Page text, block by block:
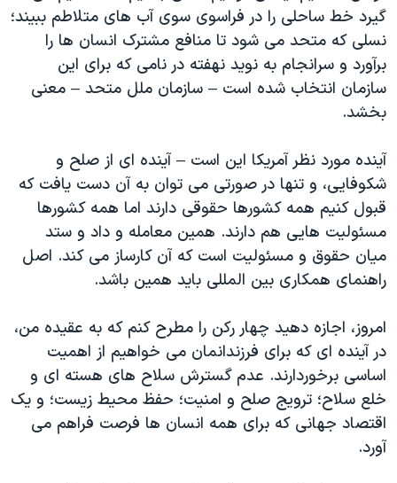
گیرد خط ساحلی را در فراسوی سوی آب های متلاطم ببیند؛
نسلی که متحد می شود تا منافع مشترک انسان ها را
برآورد و سرانجام به نوید نهفته در نامی که برای این
سازمان انتخاب شده است – سازمان ملل متحد – معنی
بخشد.
آینده مورد نظر آمریکا این است – آینده ای از صلح و
شکوفایی، و تنها در صورتی می توان به آن دست یافت که
قبول کنیم همه کشورها حقوقی دارند اما همه کشورها
مسئولیت هایی هم دارند. همین معامله و داد و ستد
میان حقوق و مسئولیت است که آن کارساز می کند. اصل
راهنمای همکاری بین المللی باید همین باشد.
امروز، اجازه دهید چهار رکن را مطرح کنم که به عقیده من،
در آینده ای که برای فرزندانمان می خواهیم از اهمیت
اساسی برخوردارند. عدم گسترش سلاح های هسته ای و
خلع سلاح؛ ترویج صلح و امنیت؛ حفظ محیط زیست؛ و یک
اقتصاد جهانی که برای همه انسان ها فرصت فراهم می
آورد.